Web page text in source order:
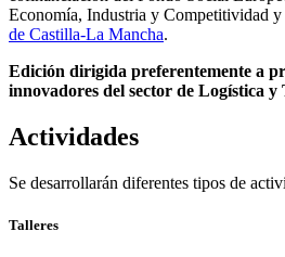
Economía, Industria y Competitividad y
de Castilla-La Mancha.
Edición dirigida preferentemente a
innovadores del sector de Logística y
Actividades
Se desarrollarán diferentes tipos de
Talleres